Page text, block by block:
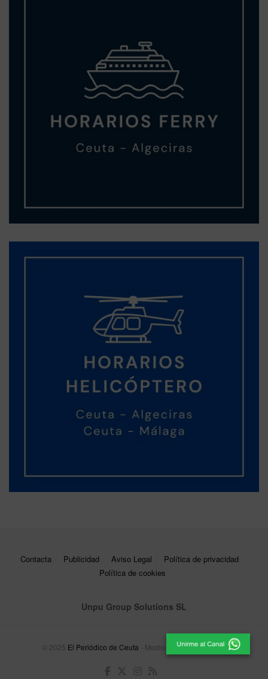
Contacta Publicidad Aviso Legal
Política de privacidad
Política de cookies
Unpu Group Solutions SL
© 2025 El Periódico de Ceuta - Medio de Comunicación